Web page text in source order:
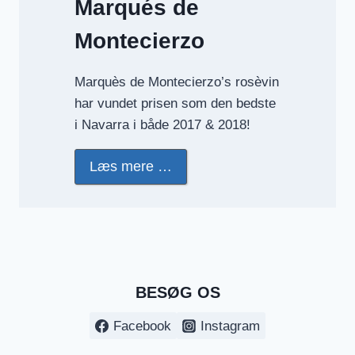
Marqués de
Montecierzo
Marquès de Montecierzo’s rosèvin
har vundet prisen som den bedste
i Navarra i både 2017 & 2018!
Læs mere …
BESØG OS
Facebook Instagram